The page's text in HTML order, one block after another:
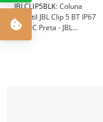
JBLCLIP5BLK:Coluna
Portátil JBL Clip 5 BT IP67
,USB-C Preta - JBL
JBLCLIP5BLK